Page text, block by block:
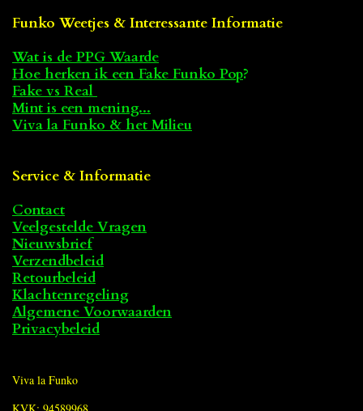
Funko Weetjes & Interessante Informatie
Wat is de PPG Waarde
Hoe herken ik een Fake Funko Pop?
Fake vs Real
Mint is een mening...
Viva la Funko & het Milieu
Service & Informatie
Contact
Veelgestelde Vragen
Nieuwsbrief
Verzendbeleid
Retourbeleid
Klachtenregeling
Algemene Voorwaarden
Privacybeleid
Viva la Funko